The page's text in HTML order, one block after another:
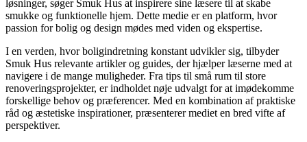
løsninger, søger Smuk Hus at inspirere sine læsere til at skabe
smukke og funktionelle hjem. Dette medie er en platform, hvor
passion for bolig og design mødes med viden og ekspertise.
I en verden, hvor boligindretning konstant udvikler sig, tilbyder
Smuk Hus relevante artikler og guides, der hjælper læserne med at
navigere i de mange muligheder. Fra tips til små rum til store
renoveringsprojekter, er indholdet nøje udvalgt for at imødekomme
forskellige behov og præferencer. Med en kombination af praktiske
råd og æstetiske inspirationer, præsenterer mediet en bred vifte af
perspektiver.